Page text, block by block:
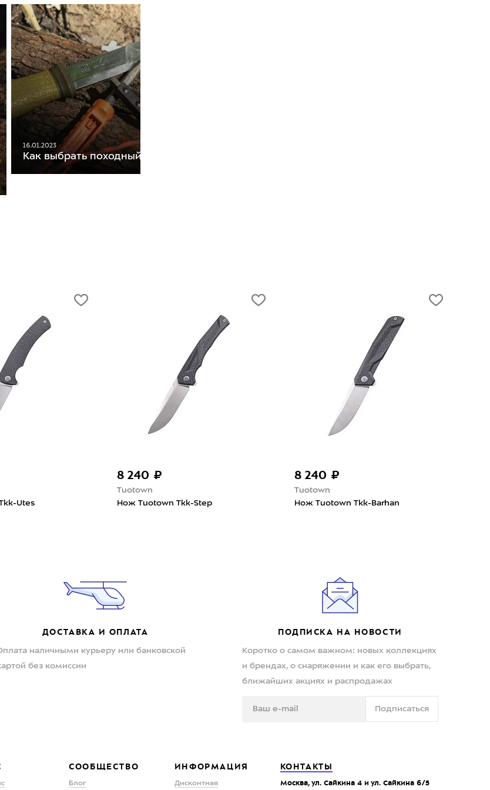
16.01.2023
Как выбрать походный нож
Utes
8 240 ₽
Tuotown
Нож Tuotown Tkk-Step
8 240 ₽
Tuotown
Нож Tuotown Tkk-Barhan
ДОСТАВКА И ОПЛАТА
наличными курьеру или банковской
без комиссии
ПОДПИСКА НА НОВОСТИ
Коротко о самом важном: новых коллекциях
и брендах, о снаряжении и как его выбрать,
ближайших акциях и распродажах
Подписаться
СООБЩЕСТВО
Блог
ИНФОРМАЦИЯ
Дисконтная
КОНТАКТЫ
Москва, ул. Сайкина 4 и ул. Сайкина 6/5